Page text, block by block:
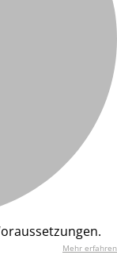
Mehr erfahren